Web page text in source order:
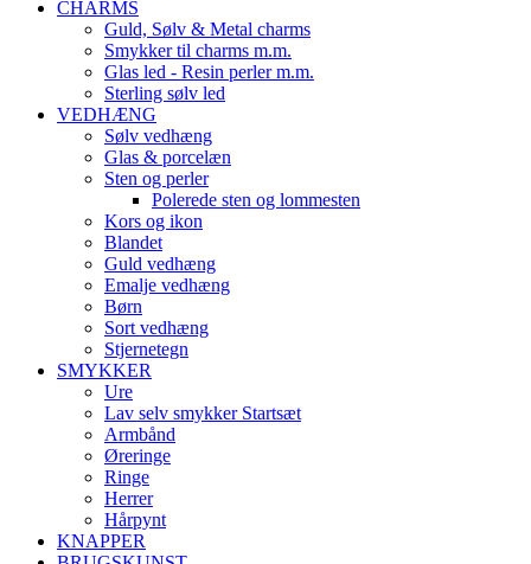
CHARMS
Guld, Sølv & Metal charms
Smykker til charms m.m.
Glas led - Resin perler m.m.
Sterling sølv led
VEDHÆNG
Sølv vedhæng
Glas & porcelæn
Sten og perler
Polerede sten og lommesten
Kors og ikon
Blandet
Guld vedhæng
Emalje vedhæng
Børn
Sort vedhæng
Stjernetegn
SMYKKER
Ure
Lav selv smykker Startsæt
Armbånd
Øreringe
Ringe
Herrer
Hårpynt
KNAPPER